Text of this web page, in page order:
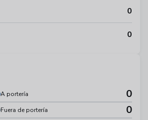
0
0
A portería 0
Fuera de portería 0